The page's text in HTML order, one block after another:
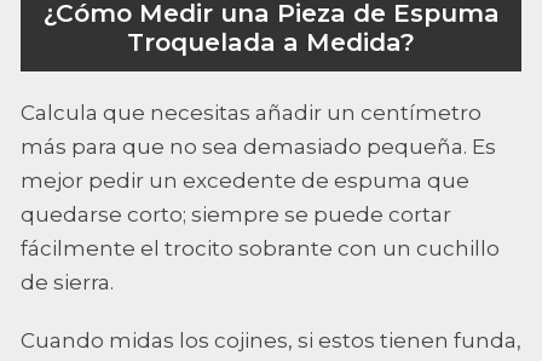
¿Cómo Medir una Pieza de Espuma
Troquelada a Medida?
Calcula que necesitas añadir un centímetro
más para que no sea demasiado pequeña. Es
mejor pedir un excedente de espuma que
quedarse corto; siempre se puede cortar
fácilmente el trocito sobrante con un cuchillo
de sierra.
Cuando midas los cojines, si estos tienen funda,